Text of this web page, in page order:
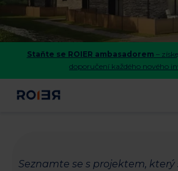
Staňte se ROIER ambasadorem –
doporučení každého nového
Dolní Morava -
harmonického
Seznamte se s projektem, který